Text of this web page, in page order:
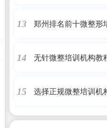
13
郑州排名前十微整形
14
无针微整培训机构教
15
选择正规微整培训机
汉，长沙，北京」